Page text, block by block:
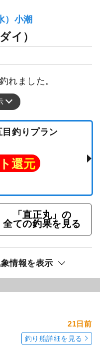
）小潮
イ）
れました。
釣りプラン
還元
「直正丸」の
全ての釣果を見る
情報を表示
21日前
釣り船詳細を見る